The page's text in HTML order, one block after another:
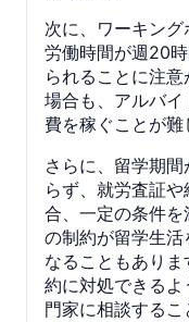
次に、ワーキング
労働時間が週20
られることに注
場合も、アルバ
費を稼ぐことが難
さらに、留学期
らず、就労査証
合、一定の条件
の制約が留学生
なることもあり
約に対処できる
門家に相談するこ